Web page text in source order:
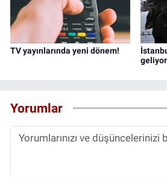
TV yayınlarında yeni dönem!
geliyor
Yorumlar